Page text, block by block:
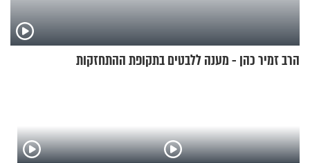
הרב זמיר כהן - מענה ללבטים בתקופת ההתחזקות